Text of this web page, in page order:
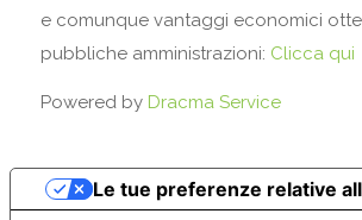
e comunque vantaggi economici
pubbliche amministrazioni: Clicca qui
Powered by Dracma Service
Le tue preferenze relative